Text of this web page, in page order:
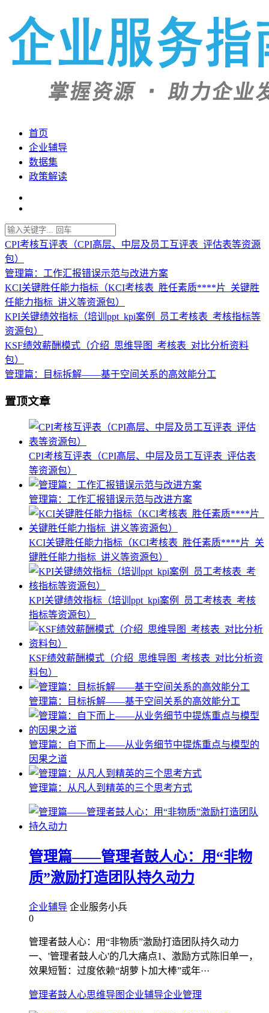
首页
企业辅导
数据集
政策解读
CPI考核互评表（CPI高层、中层及员工互评表_评估表等资源
包）
管理篇：工作汇报错误示范与改进方案
KCI关键胜任能力指标（KCI考核表_胜任素质****片_关键胜
任能力指标_讲义等资源包）
KPI关键绩效指标（培训ppt_kpi案例_员工考核表_考核指标等
资源包）
KSF绩效薪酬模式（介绍_思维导图_考核表_对比分析资料
包）
管理篇：目标拆解——基于空间关系的高效能分工
置顶文章
CPI考核互评表（CPI高层、中层及员工互评表_评估表
等资源包）
管理篇：工作汇报错误示范与改进方案
KCI关键胜任能力指标（KCI考核表_胜任素质****片_关
键胜任能力指标_讲义等资源包）
KPI关键绩效指标（培训ppt_kpi案例_员工考核表_考核
指标等资源包）
KSF绩效薪酬模式（介绍_思维导图_考核表_对比分析资
料包）
管理篇：目标拆解——基于空间关系的高效能分工
管理篇：自下而上——从业务细节中提炼重点与模型的
因果之道
管理篇：从凡人到精英的三个思考方式
管理篇——管理者鼓人心：用“非物
质”激励打造团队持久动力
企业辅导 企业服务小兵
0
管理者鼓人心：用“非物质”激励打造团队持久动力
一、'管理者鼓人心'的几大痛点1、激励方式陈旧单一，
效果短暂：过度依赖“胡萝卜加大棒”或年···
管理者鼓人心思维导图企业辅导企业管理